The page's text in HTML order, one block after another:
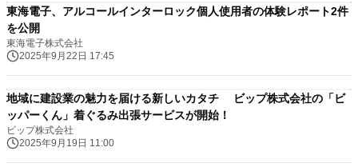
東海電子、アルコールインターロック個人使用者の体験レポート2件
を公開
東海電子株式会社
2025年9月22日 17:45
地域に建設業の魅力を届ける新しいカタチ ビップ株式会社の「ビ
ッパーくん」着ぐるみ出張サービスが開始！
ビップ株式会社
2025年9月19日 11:00